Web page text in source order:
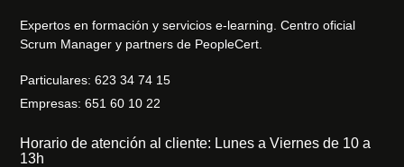
Expertos en formación y servicios e-learning. Centro oficial
Scrum Manager y partners de PeopleCert.
Particulares: 623 34 74 15
Empresas: 651 60 10 22
Horario de atención al cliente: Lunes a Viernes de 10 a
13h